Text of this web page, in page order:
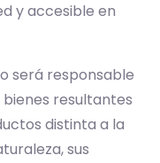
y accesible en
será responsable
resultantes
distinta a la
sus